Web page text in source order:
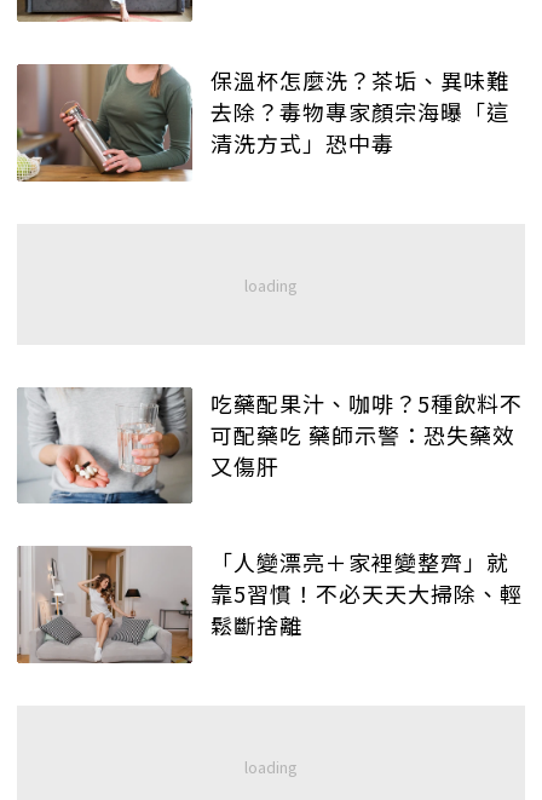
保溫杯怎麼洗？茶垢、異味難
去除？毒物專家顏宗海曝「這
清洗方式」恐中毒
吃藥配果汁、咖啡？5種飲料不
可配藥吃 藥師示警：恐失藥效
又傷肝
「人變漂亮＋家裡變整齊」就
靠5習慣！不必天天大掃除、輕
鬆斷捨離